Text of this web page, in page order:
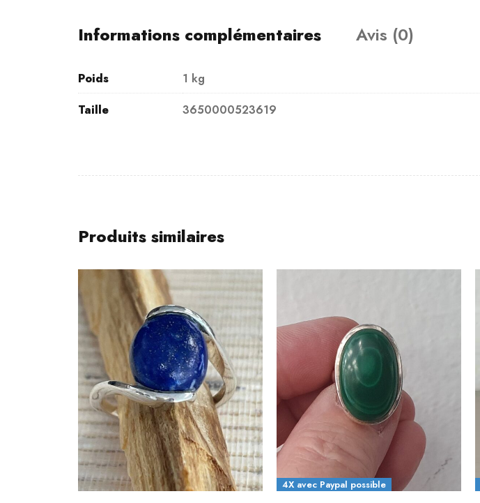
Informations complémentaires Avis (0)
Poids
1 kg
Taille
3650000523619
Produits similaires
4X avec Paypal possible 4X avec Paypal possible